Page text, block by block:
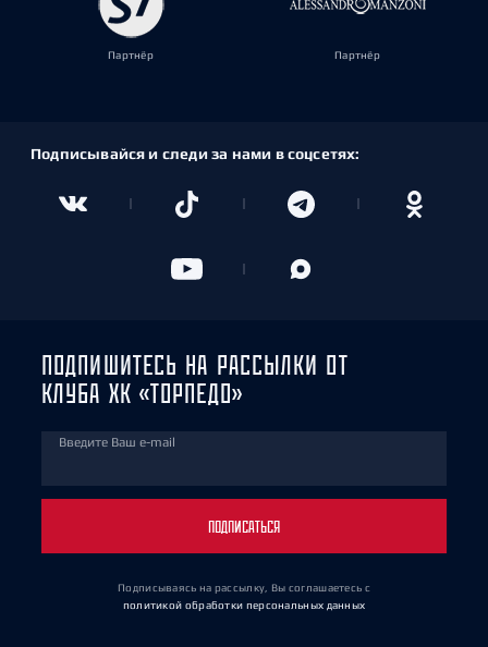
Партнёр Партнёр
Подписывайся и следи за нами в соцсетях:
ПОДПИШИТЕСЬ НА РАССЫЛКИ ОТ
КЛУБА ХК «ТОРПЕДО»
Введите Ваш e-mail
ПОДПИСАТЬСЯ
Подписываясь на рассылку, Вы соглашаетесь с
политикой обработки персональных данных